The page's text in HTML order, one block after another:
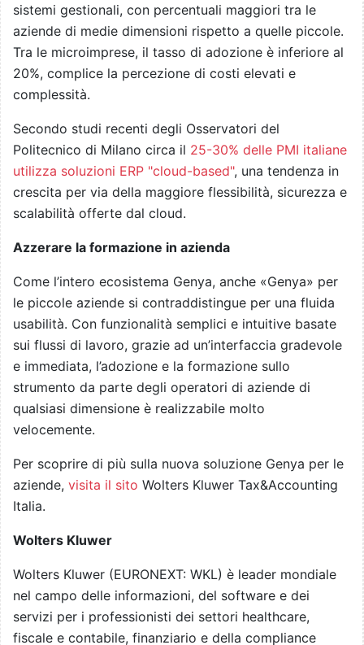
sistemi gestionali, con percentuali maggiori tra le
aziende di medie dimensioni rispetto a quelle piccole.
Tra le microimprese, il tasso di adozione è inferiore al
20%, complice la percezione di costi elevati e
complessità.
Secondo studi recenti degli Osservatori del
Politecnico di Milano circa il 25-30% delle PMI italiane
utilizza soluzioni ERP "cloud-based", una tendenza in
crescita per via della maggiore flessibilità, sicurezza e
scalabilità offerte dal cloud.
Azzerare la formazione in azienda
Come l’intero ecosistema Genya, anche «Genya» per
le piccole aziende si contraddistingue per una fluida
usabilità. Con funzionalità semplici e intuitive basate
sui flussi di lavoro, grazie ad un’interfaccia gradevole
e immediata, l’adozione e la formazione sullo
strumento da parte degli operatori di aziende di
qualsiasi dimensione è realizzabile molto
velocemente.
Per scoprire di più sulla nuova soluzione Genya per le
aziende, visita il sito Wolters Kluwer Tax&Accounting
Italia.
Wolters Kluwer
Wolters Kluwer (EURONEXT: WKL) è leader mondiale
nel campo delle informazioni, del software e dei
servizi per i professionisti dei settori healthcare,
fiscale e contabile, finanziario e della compliance